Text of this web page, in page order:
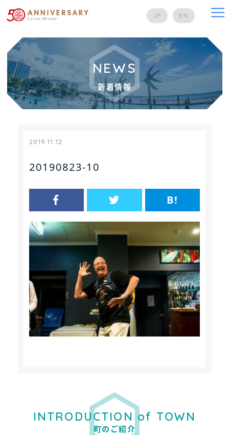
JP EN
NEWS
新着情報
2019.11.12
20190823-10
B!
INTRODUCTION of TOWN
町のご紹介